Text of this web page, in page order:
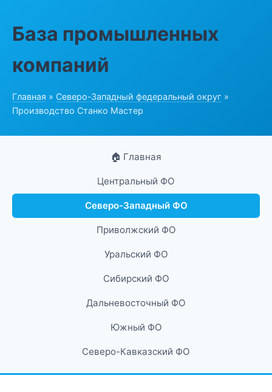
База промышленных
компаний
Главная » Северо-Западный федеральный округ »
Производство Станко Мастер
🏠 Главная
Центральный ФО
Северо-Западный ФО
Приволжский ФО
Уральский ФО
Сибирский ФО
Дальневосточный ФО
Южный ФО
Северо-Кавказский ФО